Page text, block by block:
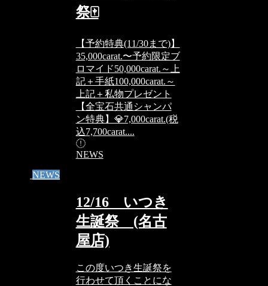
祭🀄
【予約特典(11/30まで)】
35,000carat.〜予約限定ブ
ロマイド50,000carat.～上
記＋手紙100,000carat.～
上記＋私物プレゼント
【全宝石共通シャンパ
ン特典】💎7,000carat.(税
込7,700carat....
NEWS
NEWS
12/16 いつき
生誕祭 (名古
屋店)
この度いつき生誕祭を
行わせて頂くことにな